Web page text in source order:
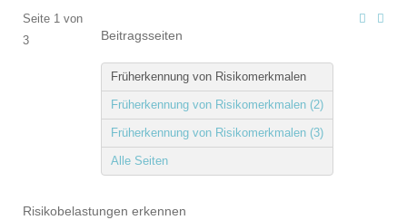
Beitragsseiten
Früherkennung von Risikomerkmalen
Früherkennung von Risikomerkmalen (2)
Früherkennung von Risikomerkmalen (3)
Alle Seiten
Seite 1 von
3
Risikobelastungen erkennen